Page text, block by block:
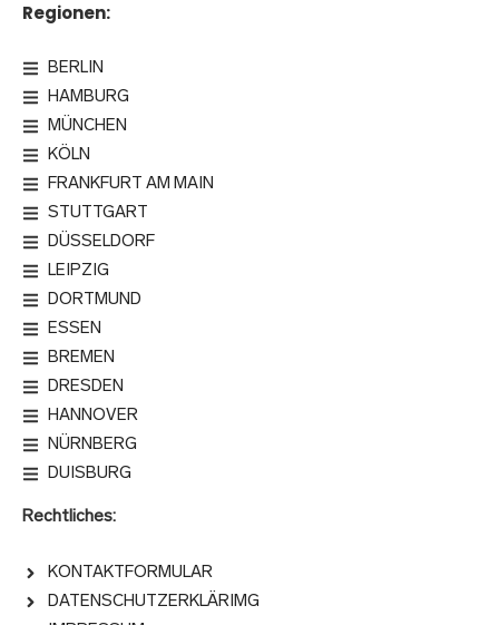
Regionen:
BERLIN
HAMBURG
MÜNCHEN
KÖLN
FRANKFURT AM MAIN
STUTTGART
DÜSSELDORF
LEIPZIG
DORTMUND
ESSEN
BREMEN
DRESDEN
HANNOVER
NÜRNBERG
DUISBURG
Rechtliches:
KONTAKTFORMULAR
DATENSCHUTZERKLÄRIMG